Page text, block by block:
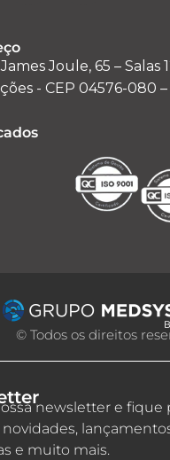
Joule, 65 – Salas
- CEP 04576-080 –
© Todos os direitos
newsletter e fique
novidades,
e muito mais.